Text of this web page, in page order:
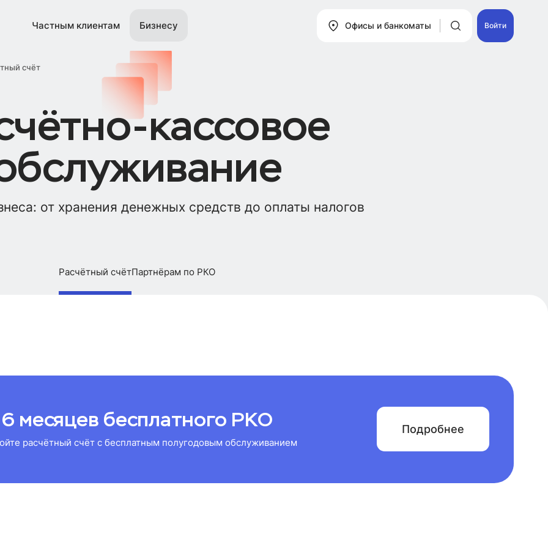
Частным клиентам Бизнесу Офисы и банкоматы Войти
кассовое
от хранения денежных средств до оплаты налогов
Расчётный счётПартнёрам по РКО
6 месяцев бесплатного РКО
расчётный счёт с бесплатным полугодовым обслуживанием
Подробнее
счёт